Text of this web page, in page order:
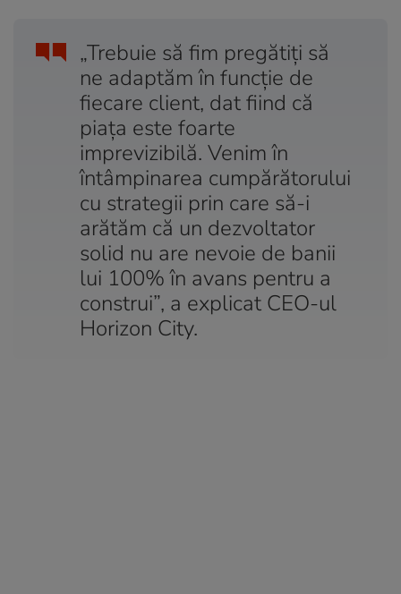
„Trebuie să fim pregătiți să
ne adaptăm în funcție de
fiecare client, dat fiind că
piața este foarte
imprevizibilă. Venim în
întâmpinarea cumpărătorului
cu strategii prin care să-i
arătăm că un dezvoltator
solid nu are nevoie de banii
lui 100% în avans pentru a
construi”, a explicat CEO-ul
Horizon City.